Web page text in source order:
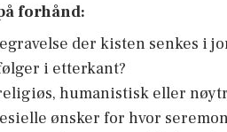
forhånd:
der kisten senkes i
i etterkant?
humanistisk eller
ønsker for hvor